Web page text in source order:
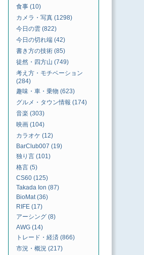
食事 (10)
カメラ・写真 (1298)
今日の雲 (822)
今日の切れ端 (42)
書き方の技術 (85)
徒然・四方山 (749)
考え方・モチベーション
(284)
趣味・車・乗物 (623)
グルメ・タウン情報 (174)
音楽 (303)
映画 (104)
カラオケ (12)
BarClub007 (19)
独り言 (101)
格言 (5)
CS60 (125)
Takada Ion (87)
BioMat (36)
RIFE (17)
アーシング (8)
AWG (14)
トレード・経済 (866)
市況・概況 (217)